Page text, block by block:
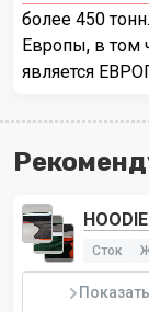
более 450
Европы, в том
является
Сток